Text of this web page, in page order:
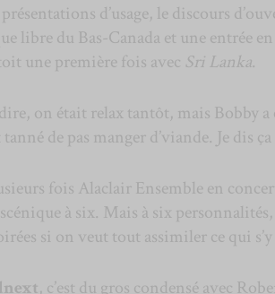
d’usage, le discours
libre du Bas-Canada et une entrée
une première fois avec Sri Lanka.
dire, on était relax tantôt, mais Bobby a
de pas manger d’viande. Je dis
fois Alaclair Ensemble en
à six. Mais à six
si on veut tout assimiler ce qui s’y
, c’est du gros condensé avec